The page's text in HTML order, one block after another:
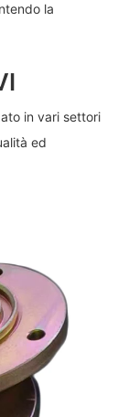
la
in vari settori
ed